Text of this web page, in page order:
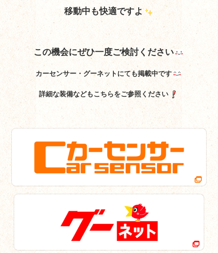
移動中も快適ですよ
この機会にぜひ一度ご検討ください
カーセンサー・グーネットにても掲載中です
詳細な装備などもこちらをご参照ください